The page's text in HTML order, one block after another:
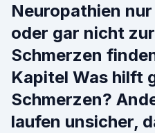
Neuropathien
oder gar nicht
Schmerzen
Kapitel Was hilft
Schmerzen?
laufen unsicher,